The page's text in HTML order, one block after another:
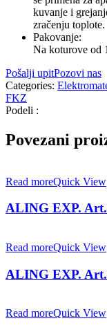
kuvanje i
zračenju toplote.
Pakovanje:
Na koturove od
Pošalji upitPozovi nas
Categories:
FKZ
Podeli :
Povezani
Read moreQuick View
ALING EXP.
Read moreQuick View
ALING EXP.
Read moreQuick View